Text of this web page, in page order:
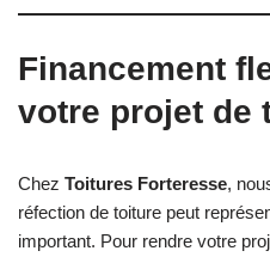
Financement
votre projet de
Chez Toitures Forteresse,
réfection de toiture peut
important. Pour rendre votre